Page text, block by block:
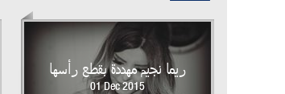
ريما نجيم مهددة بقطع رأسها
01 Dec 2015